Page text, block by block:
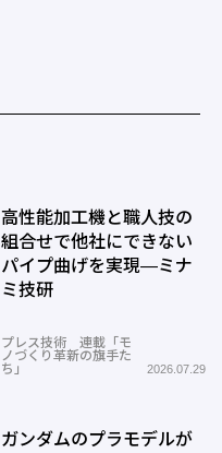
高性能加工機と職人技の
組合せで他社にできない
パイプ曲げを実現―ミナ
ミ技研
プレス技術 連載「モ
ノづくり革新の旗手た
ち」
2026.07.29
ガンダムのプラモデルが